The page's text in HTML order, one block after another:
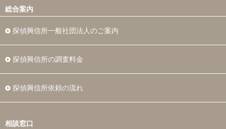
総合案内
探偵興信所一般社団法人のご案内
探偵興信所の調査料金
探偵興信所依頼の流れ
相談窓口